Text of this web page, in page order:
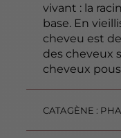
vivant : la
base. En
cheveu est
des cheveux
cheveux
CATAGÈNE :